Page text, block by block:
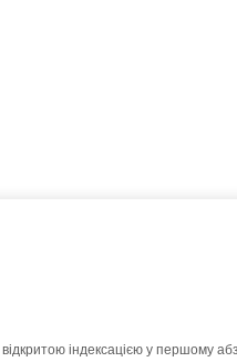
індексацією у першому